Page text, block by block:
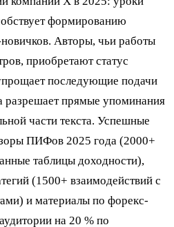
формированию
Авторы, чьи работы
приобретают статус
последующие подачи
разрешает прямые упоминания
части текста. Успешные
ПИФов 2025 года (2000+
таблицы доходности),
(1500+ взаимодействий с
и материалы по форекс-
на 20 % по